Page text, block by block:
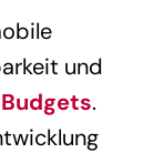
und
.